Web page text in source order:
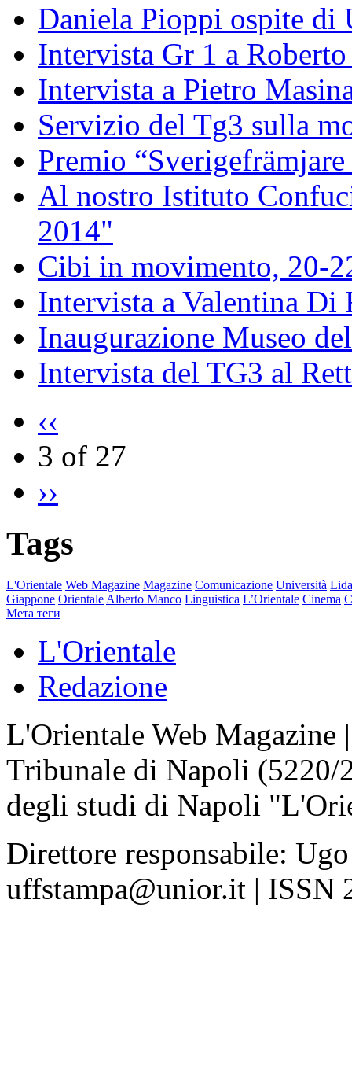
Daniela Pioppi ospite di
Intervista Gr 1 a
Intervista a Pietro
Servizio del Tg3 sulla
Premio
Al nostro Istituto
2014"
Cibi in movimento, 20-
Intervista a Valentina Di
Inaugurazione Museo
Intervista del TG3 al
‹‹
3 of 27
››
Tags
L'Orientale Web Magazine Magazine Comunicazione Università
Giappone Orientale Alberto Manco Linguistica L’Orientale Cinema
Мета теги
L'Orientale
Redazione
L'Orientale Web Magazine
Tribunale di Napoli
degli studi di Napoli
Direttore responsabile:
uffstampa@unior.it | ISSN